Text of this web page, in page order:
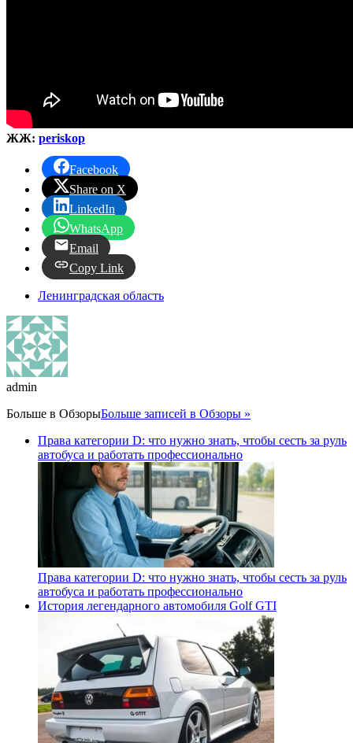
ЖЖ: periskop
Facebook
Share on X
LinkedIn
WhatsApp
Email
Copy Link
Ленинградская область
admin
Больше в ОбзорыБольше записей в Обзоры »
Права категории D: что нужно знать, чтобы сесть за руль
автобуса и работать профессионально
Права категории D: что нужно знать, чтобы сесть за руль
автобуса и работать профессионально
История легендарного автомобиля Golf GTI